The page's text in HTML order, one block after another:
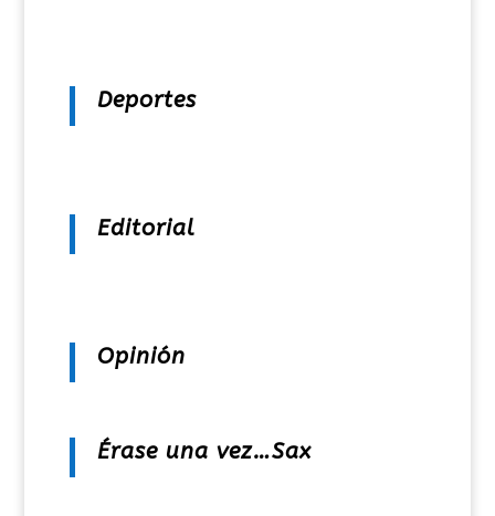
Deportes
Editorial
Opinión
Érase una vez…Sax